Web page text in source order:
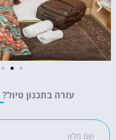
מציאת מלון
עזרה בתכנון טיול?